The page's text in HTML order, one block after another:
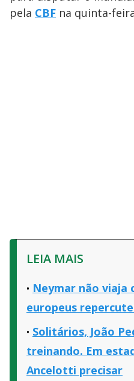
pela CBF na quinta-
LEIA MAIS
Neymar não viaja
europeus
Solitários, João
treinando. Em
Ancelotti precisar